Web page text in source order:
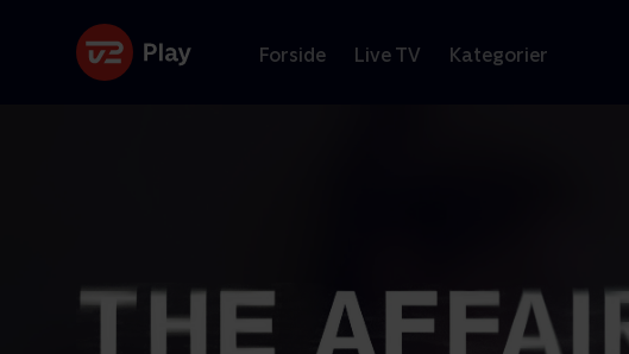
Forside Live TV Kategorier